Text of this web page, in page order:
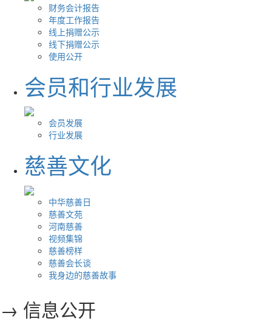
财务会计报告
年度工作报告
线上捐赠公示
线下捐赠公示
使用公开
会员和行业发展
会员发展
行业发展
慈善文化
中华慈善日
慈善文苑
河南慈善
视频集锦
慈善榜样
慈善会长谈
我身边的慈善故事
→ 信息公开